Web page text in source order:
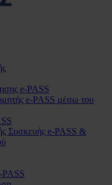
e-PASS
e-PASS μέσω του
Συσκευής e-PASS &